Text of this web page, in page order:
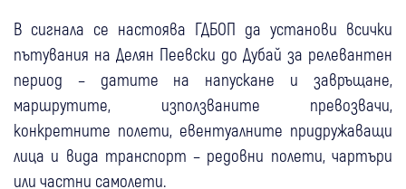
В сигнала се настоява ГДБОП да установи всички
пътувания на Делян Пеевски до Дубай за релевантен
период – датите на напускане и завръщане,
маршрутите, използваните превозвачи,
конкретните полети, евентуалните придружаващи
лица и вида транспорт – редовни полети, чартъри
или частни самолети.